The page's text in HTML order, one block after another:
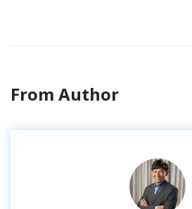
From Author